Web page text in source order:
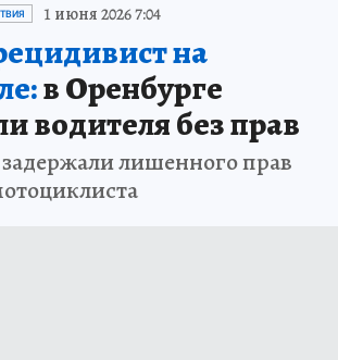
1 июня 2026 7:04
на
в Оренбурге
водителя без прав
лишенного прав